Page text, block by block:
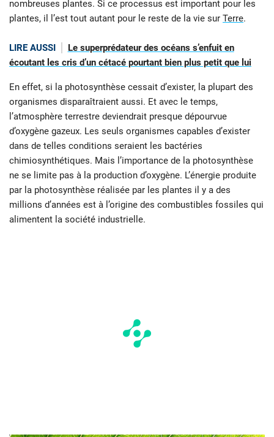
nombreuses plantes. Si ce processus est important pour les
plantes, il l’est tout autant pour le reste de la vie sur Terre.
LIRE AUSSI
Le superprédateur des océans s’enfuit en
écoutant les cris d’un cétacé pourtant bien plus petit que lui
En effet, si la photosynthèse cessait d’exister, la plupart des
organismes disparaîtraient aussi. Et avec le temps,
l’atmosphère terrestre deviendrait presque dépourvue
d’oxygène gazeux. Les seuls organismes capables d’exister
dans de telles conditions seraient les bactéries
chimiosynthétiques. Mais l’importance de la photosynthèse
ne se limite pas à la production d’oxygène. L’énergie produite
par la photosynthèse réalisée par les plantes il y a des
millions d’années est à l’origine des combustibles fossiles qui
alimentent la société industrielle.